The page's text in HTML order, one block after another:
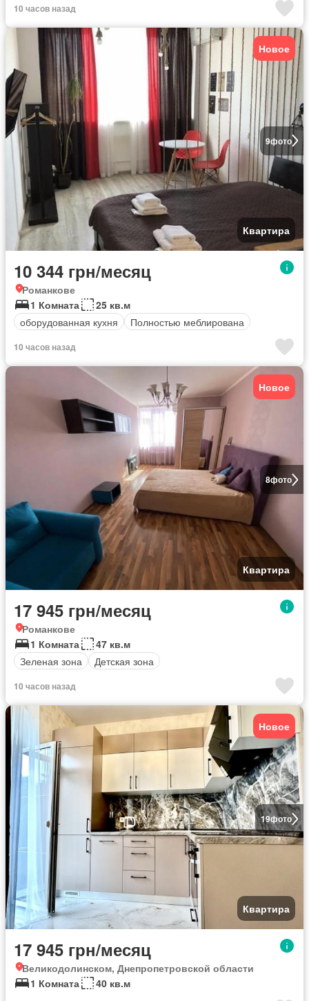
10 часов назад
9фото
Новое
Квартира
10 344 грн/месяц
Романкове
1 Комната
25 кв.м
оборудованная кухня
Полностью меблирована
10 часов назад
8фото
Новое
Квартира
17 945 грн/месяц
Романкове
1 Комната
47 кв.м
Зеленая зона
Детская зона
10 часов назад
19фото
Новое
Квартира
17 945 грн/месяц
Великодолинском, Днепропетровской области
1 Комната
40 кв.м